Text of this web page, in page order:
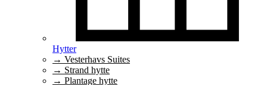
Hytter
→ Vesterhavs Suites
→ Strand hytte
→ Plantage hytte